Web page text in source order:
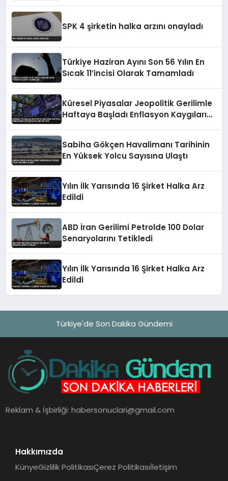
SPK 4 şirketin halka arzını onayladı
Türkiye Haziran Ayını Son 56 Yılın En
Sıcak 11’incisi Olarak Tamamladı
Küresel Piyasalar Jeopolitik Gerilimle
Haftaya Başladı Enflasyon Kaygıları
Sabiha Gökçen Havalimanı Tarihinin
En Yüksek Yolcu Sayısına Ulaştı
Yılın İlk Yarısında 16 Şirket Halka Arz
Edildi
ABD İran Gerilimi Petrolde 100 Dolar
Senaryolarını Tetikledi
Yılın İlk Yarısında 16 Şirket Halka Arz
Edildi
Türkiye'de Son Dakika Gündemi
Reklam & İşbirliği:habersonuclari@gmail.com
Hakkımızda
KünyeGizlilik PolitikasıÇerez Politikasıİletişim